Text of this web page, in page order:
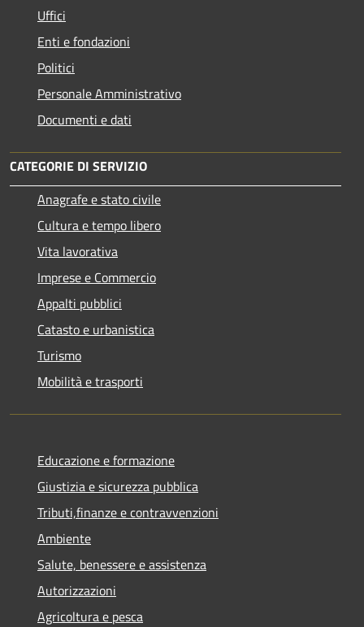
Uffici
Enti e fondazioni
Politici
Personale Amministrativo
Documenti e dati
CATEGORIE DI SERVIZIO
Anagrafe e stato civile
Cultura e tempo libero
Vita lavorativa
Imprese e Commercio
Appalti pubblici
Catasto e urbanistica
Turismo
Mobilità e trasporti
Educazione e formazione
Giustizia e sicurezza pubblica
Tributi,finanze e contravvenzioni
Ambiente
Salute, benessere e assistenza
Autorizzazioni
Agricoltura e pesca